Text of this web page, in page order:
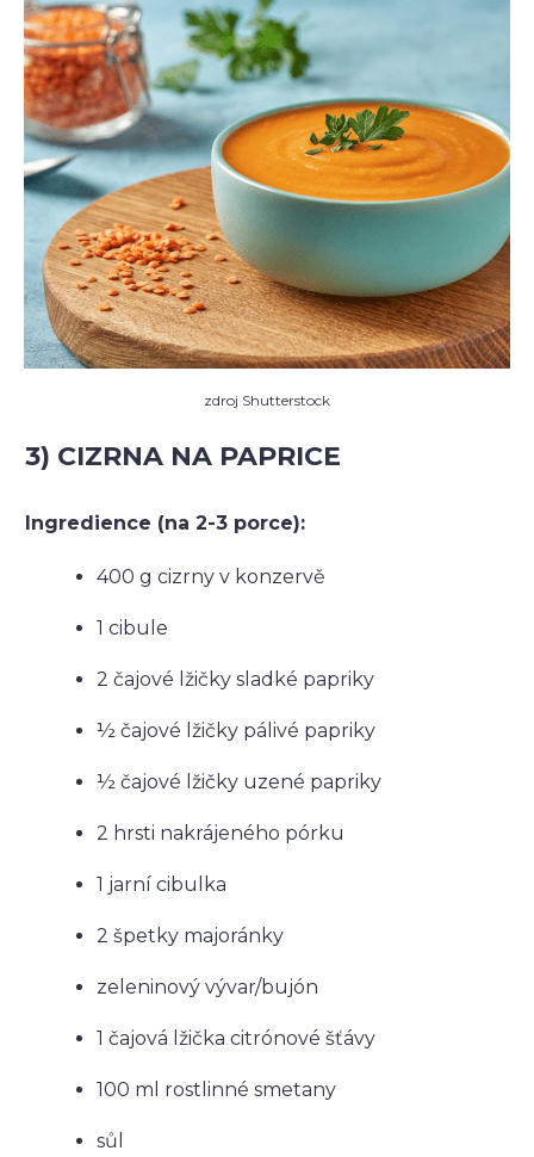
zdroj Shutterstock
3) CIZRNA NA PAPRICE
Ingredience (na 2-3 porce):
400 g cizrny v konzervě
1 cibule
2 čajové lžičky sladké papriky
½ čajové lžičky pálivé papriky
½ čajové lžičky uzené papriky
2 hrsti nakrájeného pórku
1 jarní cibulka
2 špetky majoránky
zeleninový vývar/bujón
1 čajová lžička citrónové šťávy
100 ml rostlinné smetany
sůl